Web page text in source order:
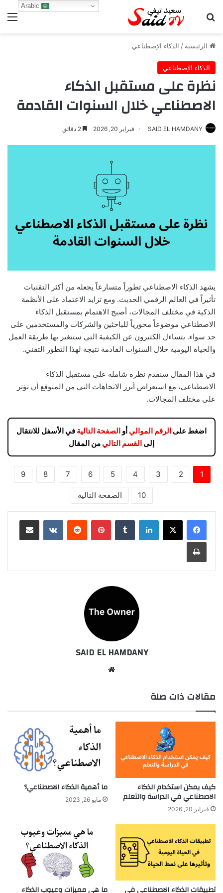
بحث عن
الرئيسية / الذكاء الإصطناعي
الذكاء الإصطناعي
نظرة على مستقبل الذكاء
الاصطناعي خلال السنوات القادمة
SAID EL HAMDANY فبراير 20, 2026
يشهد الذكاء الاصطناعي تطوراً متسارعاً يجعله من أكثر التقنيات
تأثيراً في العالم الرقمي الحديث. ومع تزايد الاعتماد على الأنظمة
الذكية في مختلف المجالات، أصبح الاهتمام بمستقبل الذكاء
الاصطناعي موضوعاً محورياً للباحثين والشركات والمستخدمين على
حد سواء. يتساءل الكثيرون عن الكيفية التي ستتغير بها طريقة العمل
والحياة اليومية خلال السنوات القادمة نتيجة لهذا التطور التقني.
في هذا المقال سنقدم نظرة شاملة على مستقبل الذكاء
الاصطناعي، مع استعراض أبرز الاتجاهات التي من المتوقع أن تؤثر
على مختلف المجالات.
اضغط على الرقم الموالي أو الصفحة التالية في الأسفل للانتقال
إلى القسم التالي من المقال
1
2
3
4
5
6
7
8
9
10 الصفحة التالية
لينكدإن بينتيريست مشاركة عبر البريد
طباعة
SAID EL HAMDANY
مقالات ذات صلة
كيف يمكن استخدام الذكاء
الاصطناعي في الدراسة والتعلم
فبراير 20, 2026
ما أهمية الذكاء الاصطناعي؟
مايو 26, 2023
تطبيقات الذكاء الاصطناعي في ما هي مميزات وعيوب الذكاء